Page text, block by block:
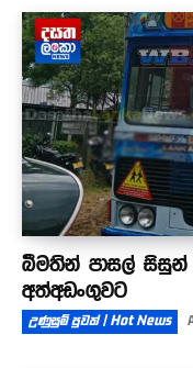
බීමතින් පාසල්
අත්අඩංගුවට
උණුසුම් පුවත් | Hot News